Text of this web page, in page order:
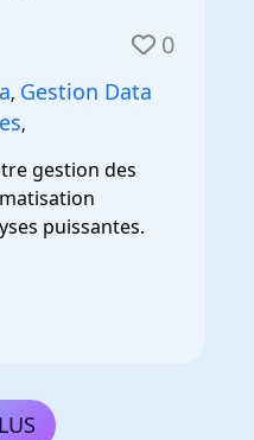
0
, Gestion Data
,
gestion des
puissantes.